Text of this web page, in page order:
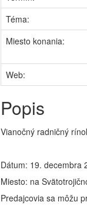
Téma:
Miesto konania:
Web:
Popis
Vianočný radničný
Dátum: 19. decembra
Miesto: na
Predajcovia sa môžu